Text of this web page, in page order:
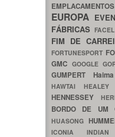
EUROPA
FÁBRICAS
FIM DE
FORTUNESPORT
GMC GOOGLE
GUMPERT
HAWTAI HEALEY
HENNESSEY
BORDO DE UM
HUASONG
ICONIA